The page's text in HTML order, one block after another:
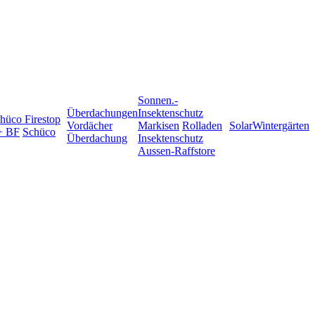
Firestop
BF Schüco
Überdachungen
Vordächer
Überdachung
Sonnen.-
Insektenschutz
Markisen Rolladen
Insektenschutz
Aussen-Raffstore
SolarWintergärten